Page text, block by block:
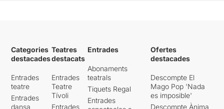
Categories
destacades
Entrades
teatre
Entrades
dansa
Teatres
destacats
Entrades
Teatre
Tívoli
Entrades
Entrades
Abonaments
teatrals
Tiquets Regal
Entrades
Ofertes
destacades
Descompte El
Mago Pop 'Nada
es imposible'
Descompte Ànima